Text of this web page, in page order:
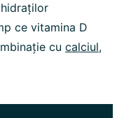
ce vitamina D
cu calciul,